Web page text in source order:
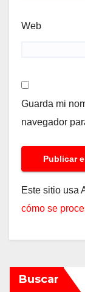
Web
Guarda mi
navegador
Este sitio usa
cómo se
Buscar